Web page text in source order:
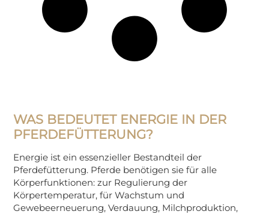
WAS BEDEUTET ENERGIE IN DER
PFERDEFÜTTERUNG?
Energie ist ein essenzieller Bestandteil der
Pferdefütterung. Pferde benötigen sie für alle
Körperfunktionen: zur Regulierung der
Körpertemperatur, für Wachstum und
Gewebeerneuerung, Verdauung, Milchproduktion,